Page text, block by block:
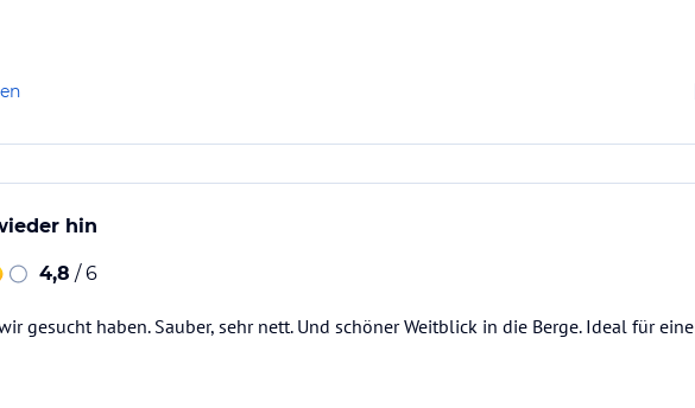
hin
4,8 / 6
gesucht haben. Sauber, sehr nett. Und schöner Weitblick in die Berge. Ideal für eine